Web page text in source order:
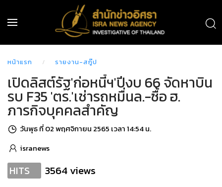
หน้าแรก รายงาน-สกู๊ป
เปิดลิสต์รัฐ'ก่อหนี้ฯ'ปีงบ 66 จัดหาบิน
รบ F35 'ตร.'เช่ารถหมื่นล.-ซื้อ ฮ.
ภารกิจบุคคลสำคัญ
วันพุธ ที่ 02 พฤศจิกายน 2565 เวลา 14:54 น.
isranews
HITS 3564 views